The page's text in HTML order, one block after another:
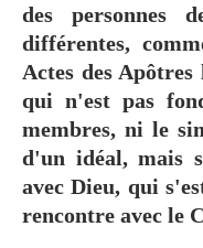
des personnes
différentes,
Actes des
qui n'est pas
membres, ni le
d'un idéal, mais
avec Dieu, qui
rencontre avec le